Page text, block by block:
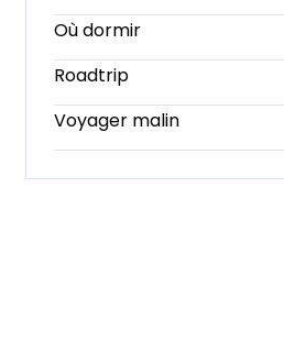
Où dormir
Roadtrip
Voyager malin